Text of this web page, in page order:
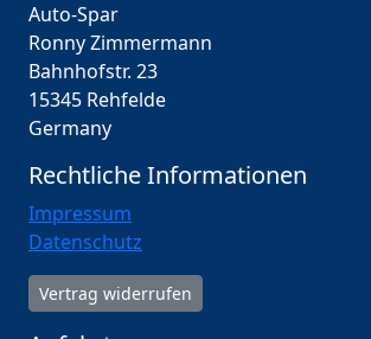
Auto-Spar
Ronny Zimmermann
Bahnhofstr. 23
15345 Rehfelde
Germany
Rechtliche Informationen
Impressum
Datenschutz
Vertrag widerrufen